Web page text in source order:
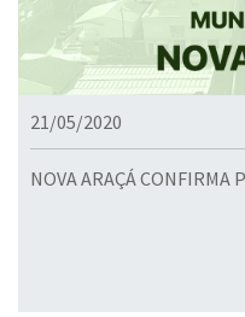
21/05/2020
NOVA ARAÇÁ CONFIRMA